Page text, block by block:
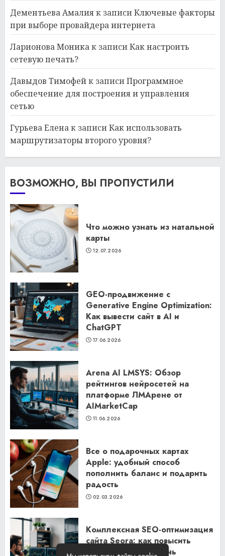
Дементьева Амалияк записиКлючевые факторы
при выборе провайдера интернета
Ларионова Моникак записиКак настроить
сетевую печать?
Давыдов Тимофейк записиПрограммное
обеспечение для построения и управления
сетью
Гурьева Еленак записиКак использовать
маршрутизаторы второго уровня?
ВОЗМОЖНО, ВЫ ПРОПУСТИЛИ
Что можно узнать из натальной
карты
12.07.2026
GEO-продвижение с
Generative Engine Optimization:
Как вывести сайт в AI и
ChatGPT
17.06.2026
Arena AI LMSYS: Обзор
рейтингов нейросетей на
платформе ЛМАрене от
AIMarketCap
11.06.2026
Все о подарочных картах
Apple: удобный способ
пополнить баланс и подарить
радость
02.03.2026
Комплексная SEO-оптимизация
сайта Seora: как повысить
видимость и привлечь